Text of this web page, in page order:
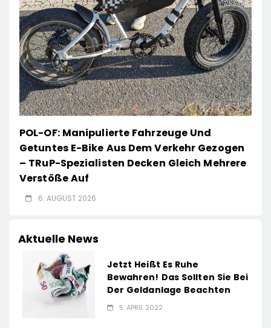
POL-OF: Manipulierte Fahrzeuge Und
Getuntes E-Bike Aus Dem Verkehr Gezogen
– TRuP-Spezialisten Decken Gleich Mehrere
Verstöße Auf
6. AUGUST 2026
Aktuelle News
Jetzt Heißt Es Ruhe
Bewahren! Das Sollten Sie Bei
Der Geldanlage Beachten
5. APRIL 2022